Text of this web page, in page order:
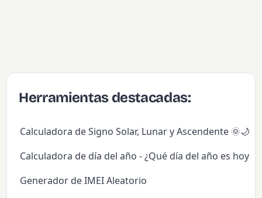
Herramientas destacadas:
Calculadora de Signo Solar, Lunar y Ascendente 🌞🌙✨
Calculadora de día del año - ¿Qué día del año es hoy?
Generador de IMEI Aleatorio